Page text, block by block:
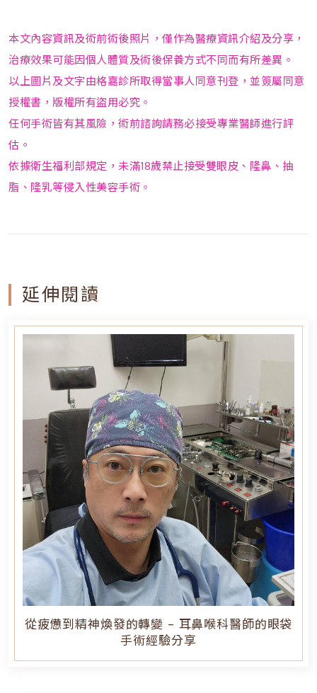
本文內容資訊及術前術後照片，僅作為醫療資訊介紹及分享，
治療效果可能因個人體質及術後保養方式不同而有所差異。
以上圖片及文字由格嘉診所取得當事人同意刊登，並簽屬同意
授權書，版權所有盜用必究。
任何手術皆有其風險，術前諮詢請務必接受專業醫師進行評
估。
依據衛生福利部規定，未滿18歲禁止接受雙眼皮、隆鼻、抽
脂、隆乳等侵入性美容手術。
延伸閱讀
從疲憊到精神煥發的轉變 - 耳鼻喉科醫師的眼袋
手術經驗分享